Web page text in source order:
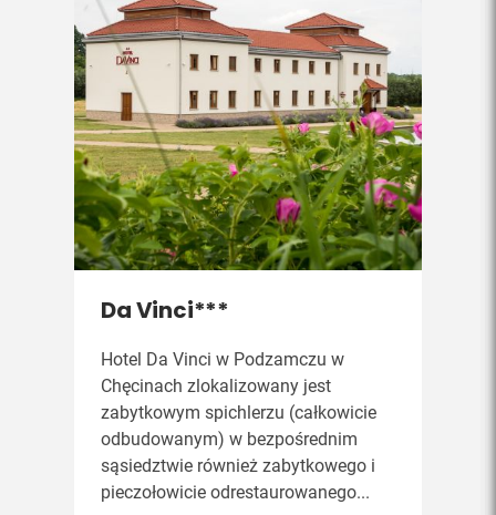
Da Vinci***
Hotel Da Vinci w Podzamczu w
Chęcinach zlokalizowany jest
zabytkowym spichlerzu (całkowicie
odbudowanym) w bezpośrednim
sąsiedztwie również zabytkowego i
pieczołowicie odrestaurowanego...